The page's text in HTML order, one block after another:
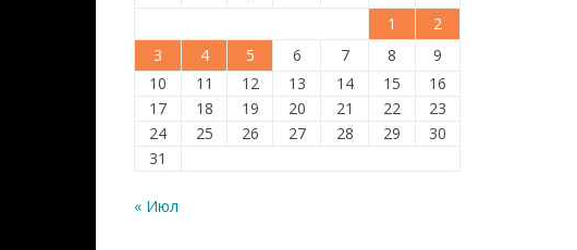
1
2
3
4 5 6 7 8
9
10
11 12 13 14 15
16
17
18 19 20 21 22
23
24
25 26 27 28 29
30
31
« Июл